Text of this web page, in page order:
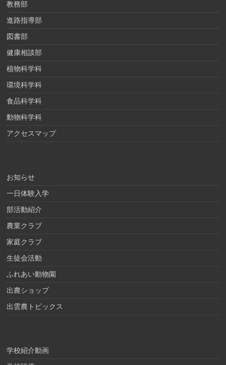
教務部
進路指導部
図書部
健康相談部
植物科学科
環境科学科
食品科学科
動物科学科
アクセスマップ
お知らせ
一日体験入学
部活動紹介
農業クラブ
家庭クラブ
生徒会活動
ふれあい動物園
出農ショップ
出雲農トピックス
学校紹介動画